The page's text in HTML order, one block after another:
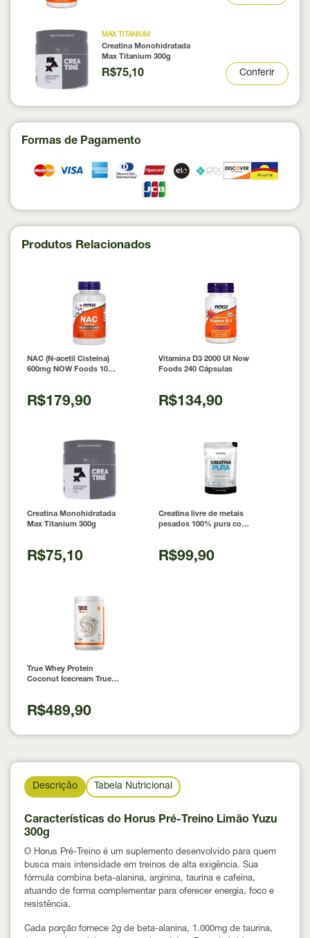
MAX TITANIUM
Creatina Monohidratada
Max Titanium 300g
R$75,10 Conferir
Formas de Pagamento
Produtos Relacionados
NAC (N-acetil Cisteína)
600mg NOW Foods 100
R$179,90
Vitamina D3 2000 UI Now
Foods 240 Cápsulas
R$134,90
Creatina Monohidratada
Max Titanium 300g
R$75,10
Creatina livre de metais
pesados 100% pura com
R$99,90
True Whey Protein
Coconut Icecream True
R$489,90
Descrição Tabela Nutricional
Características do Horus Pré-Treino Limão Yuzu
300g
O Horus Pré-Treino é um suplemento desenvolvido para quem
busca mais intensidade em treinos de alta exigência. Sua
fórmula combina beta-alanina, arginina, taurina e cafeína,
atuando de forma complementar para oferecer energia, foco e
resistência.
Cada porção fornece 2g de beta-alanina, 1.000mg de taurina,